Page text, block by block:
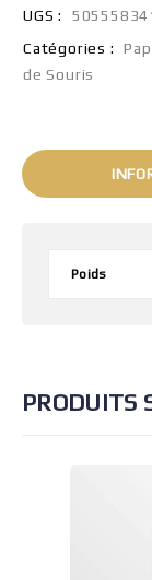
UGS :
Catégories :
de Souris
Poids
PRODUITS